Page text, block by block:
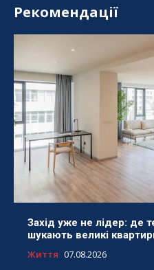
Рекомендації
Захід уже не лідер: де
шукають великі
Життя 07.08.2026